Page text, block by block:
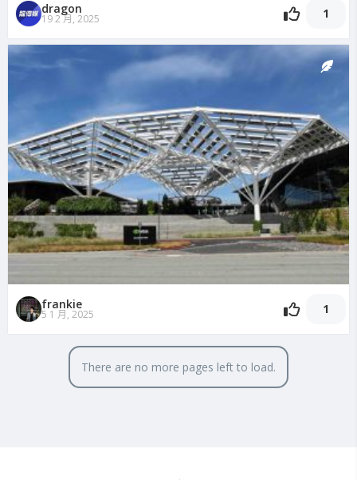
dragon
19 2 月, 2025 1
frankie
5 1 月, 2025 1
There are no more pages left to load.